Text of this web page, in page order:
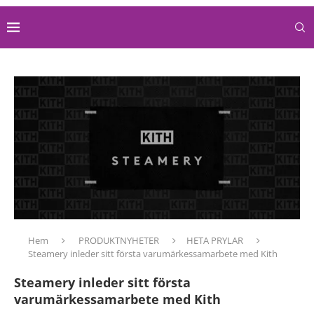
Hem PRODUKTNYHETER
HETA PRYLAR
Steamery inleder sitt första varumärkessamarbete med Kith
Steamery inleder sitt första
varumärkessamarbete med Kith